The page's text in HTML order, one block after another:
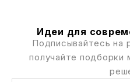
Идеи для
Подписывайтесь на
получайте подборки